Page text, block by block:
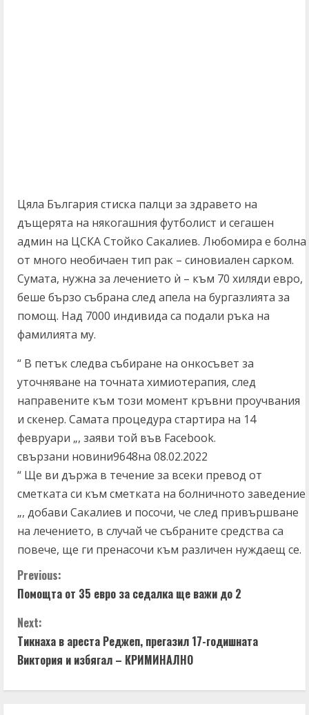
Цяла България стиска палци за здравето на
дъщерята на някогашния футболист и сегашен
админ на ЦСКА Стойко Сакалиев. Любомира е болна
от много необичаен тип рак – синовиален сарком.
Сумата, нужна за лечението ѝ – към 70 хиляди евро,
беше бързо събрана след апела на бургазлията за
помощ. Над 7000 индивида са подали ръка на
фамилията му.
“ В петък следва събиране на онкосъвет за
уточняване на точната химиотерапия, след
направените към този момент кръвни проучвания
и скенер. Самата процедура стартира на 14
февруари „, заяви той във Facebook.
свързани новини9648на 08.02.2022
“ Ще ви държа в течение за всеки превод от
сметката си към сметката на болничното заведение
„, добави Сакалиев и посочи, че след привършване
на лечението, в случай че събраните средства са
повече, ще ги пренасочи към различен нуждаещ се.
C
o
n
t
i
Previous:
Помощта от 35 евро за седалка ще важи до 2
Next:
Тикнаха в ареста Реджеп, прегазил 17-годишната
Виктория и избягал – КРИМИНАЛНО